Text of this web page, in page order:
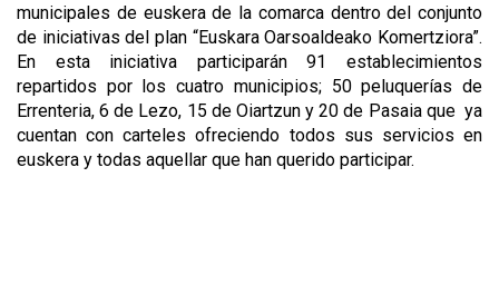
municipales de euskera de la comarca dentro del conjunto
de iniciativas del plan “Euskara Oarsoaldeako Komertziora”.
En esta iniciativa participarán 91 establecimientos
repartidos por los cuatro municipios; 50 peluquerías de
Errenteria, 6 de Lezo, 15 de Oiartzun y 20 de Pasaia que ya
cuentan con carteles ofreciendo todos sus servicios en
euskera y todas aquellar que han querido participar.